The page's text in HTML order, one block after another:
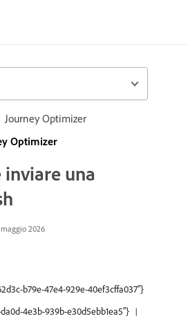
Journey Optimizer
Optimizer
inviare una
2026
b79e-47e4-929e-40ef3cffa037"}
4e3b-939b-e30d5ebb1ea5"}